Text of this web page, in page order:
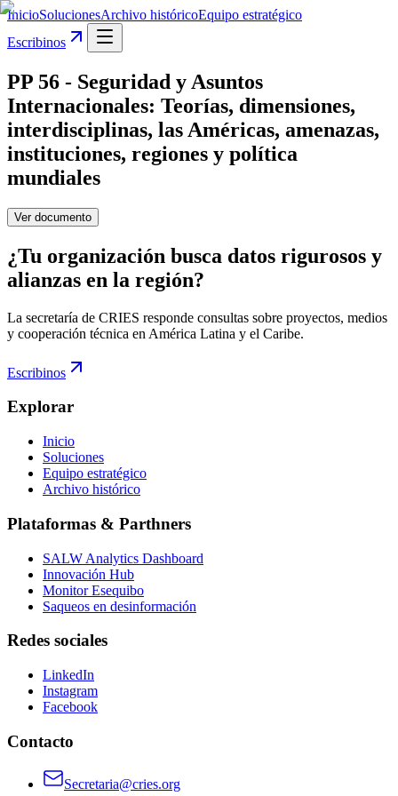
InicioSolucionesArchivo históricoEquipo estratégico
Escribinos
PP 56 - Seguridad y Asuntos
Internacionales: Teorías, dimensiones,
interdisciplinas, las Américas, amenazas,
instituciones, regiones y política
mundiales
Ver documento
¿Tu organización busca datos rigurosos y
alianzas en la región?
La secretaría de CRIES responde consultas sobre proyectos, medios
y cooperación técnica en América Latina y el Caribe.
Escribinos
Explorar
Inicio
Soluciones
Equipo estratégico
Archivo histórico
Plataformas & Parthners
SALW Analytics Dashboard
Innovación Hub
Monitor Esequibo
Saqueos en desinformación
Redes sociales
LinkedIn
Instagram
Facebook
Contacto
Secretaria@cries.org